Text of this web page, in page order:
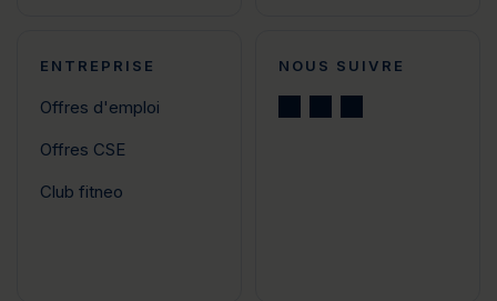
ENTREPRISE
Offres d'emploi
Offres CSE
Club fitneo
NOUS SUIVRE